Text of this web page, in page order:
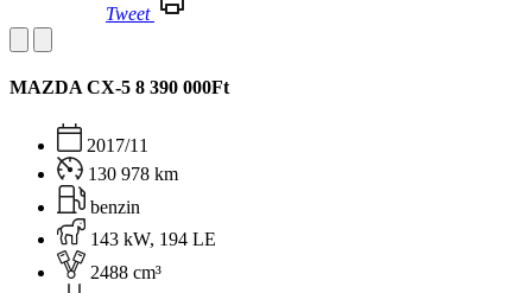
Tweet
MAZDA CX-5 8 390 000Ft
2017/11
130 978 km
benzin
143 kW, 194 LE
2488 cm³